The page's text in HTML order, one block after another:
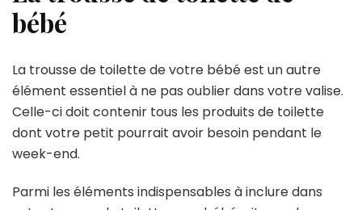
bébé
La trousse de toilette de votre bébé est un autre
élément essentiel à ne pas oublier dans votre valise.
Celle-ci doit contenir tous les produits de toilette
dont votre petit pourrait avoir besoin pendant le
week-end.
Parmi les éléments indispensables à inclure dans